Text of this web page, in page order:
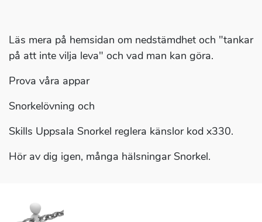
Läs mera på hemsidan om nedstämdhet och "tankar
på att inte vilja leva" och vad man kan göra.
Prova våra appar
Snorkelövning och
Skills Uppsala Snorkel reglera känslor kod x330.
Hör av dig igen, många hälsningar Snorkel.